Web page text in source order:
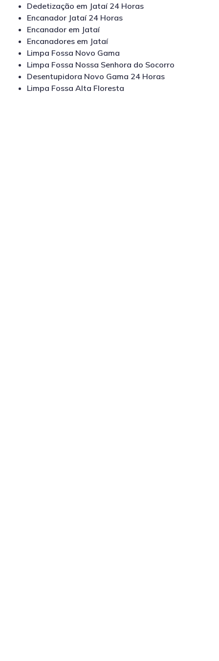
Dedetização em Jataí 24 Horas
Encanador Jataí 24 Horas
Encanador em Jataí
Encanadores em Jataí
Limpa Fossa Novo Gama
Limpa Fossa Nossa Senhora do Socorro
Desentupidora Novo Gama 24 Horas
Limpa Fossa Alta Floresta